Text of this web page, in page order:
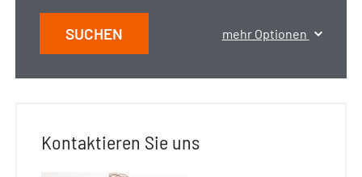
SUCHEN mehr Optionen
Kontaktieren Sie uns